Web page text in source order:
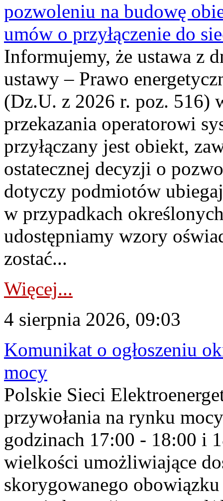
pozwoleniu na budowę
umów o przyłączenie do
Informujemy, że ustawa z
ustawy – Prawo
(Dz.U. z 2026 r. poz. 516)
przekazania operatorowi
przyłączany jest obiekt,
ostatecznej decyzji o
dotyczy podmiotów
w przypadkach
udostępniamy wzory
zostać...
Więcej...
4 sierpnia 2026, 09:03
Komunikat o ogłoszeniu
mocy
Polskie Sieci
przywołania na rynku
godzinach 17:00 - 18:00 i
wielkości umożliwiające
skorygowanego